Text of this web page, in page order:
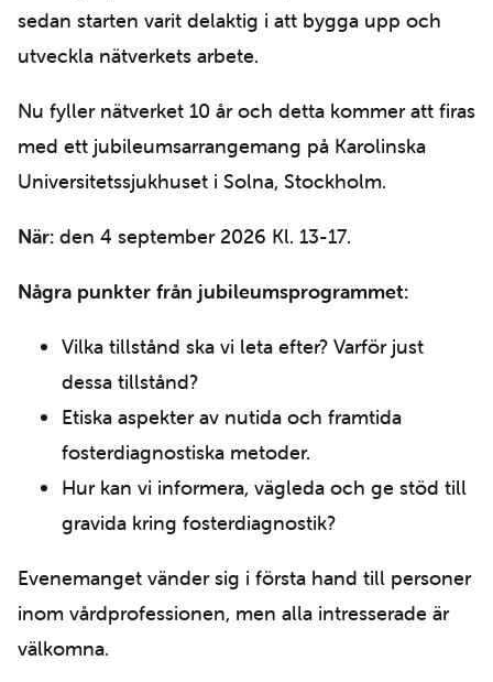
sedan starten varit delaktig i att bygga upp och
utveckla nätverkets arbete.
Nu fyller nätverket 10 år och detta kommer att firas
med ett jubileumsarrangemang på Karolinska
Universitetssjukhuset i Solna, Stockholm.
När: den 4 september 2026 Kl. 13-17.
Några punkter från jubileumsprogrammet:
Vilka tillstånd ska vi leta efter? Varför just
dessa tillstånd?
Etiska aspekter av nutida och framtida
fosterdiagnostiska metoder.
Hur kan vi informera, vägleda och ge stöd till
gravida kring fosterdiagnostik?
Evenemanget vänder sig i första hand till personer
inom vårdprofessionen, men alla intresserade är
välkomna.